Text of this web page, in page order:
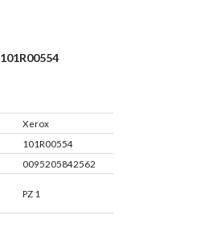
101R00554
Xerox
101R00554
0095205842562
PZ 1